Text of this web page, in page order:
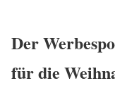
Der
für die